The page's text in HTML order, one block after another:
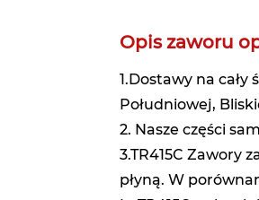
Opis zaworu
1.Dostawy na
Południowej,
2. Nasze części
3.TR415C Zawory
płyną. W